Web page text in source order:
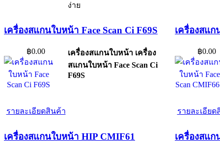
ง่าย
เครื่องสแกนใบหน้า Face Scan Ci F69S
฿0.00
รายละเอียดสินค้า
เครื่องสแกนใบหน้า เครื่อง
สแกนใบหน้า Face Scan Ci
F69S
เครื่องสแก
฿0.00
รายละเอีย
เครื่องสแกนใบหน้า HIP CMIF61 เครื่องสแก